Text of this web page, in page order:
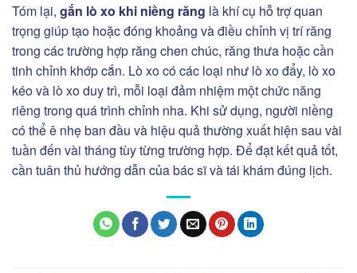
Tóm lại, gắn lò xo khi niềng răng là khí cụ hỗ trợ quan
trọng giúp tạo hoặc đóng khoảng và điều chỉnh vị trí răng
trong các trường hợp răng chen chúc, răng thưa hoặc cần
tinh chỉnh khớp cắn. Lò xo có các loại như lò xo đẩy, lò xo
kéo và lò xo duy trì, mỗi loại đảm nhiệm một chức năng
riêng trong quá trình chỉnh nha. Khi sử dụng, người niềng
có thể ê nhẹ ban đầu và hiệu quả thường xuất hiện sau vài
tuần đến vài tháng tùy từng trường hợp. Để đạt kết quả tốt,
cần tuân thủ hướng dẫn của bác sĩ và tái khám đúng lịch.